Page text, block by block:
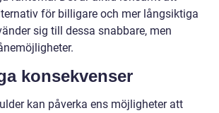
för billigare och mer långsiktiga
sig till dessa snabbare, men
konsekvenser
kan påverka ens möjligheter att